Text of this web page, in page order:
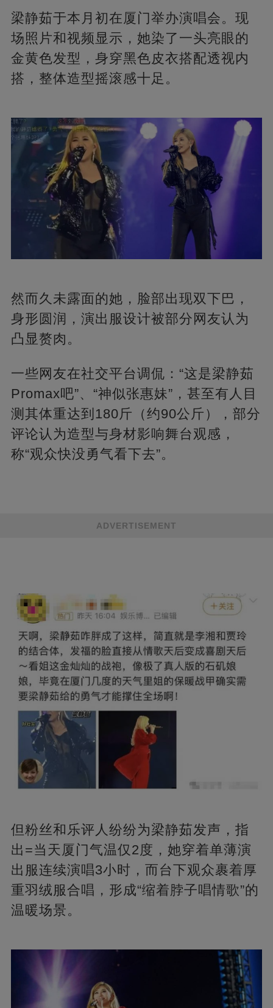
梁静茹于本月初在厦门举办演唱会。现
场照片和视频显示，她染了一头亮眼的
金黄色发型，身穿黑色皮衣搭配透视内
搭，整体造型摇滚感十足。
然而久未露面的她，脸部出现双下巴，
身形圆润，演出服设计被部分网友认为
凸显赘肉。
一些网友在社交平台调侃：“这是梁静茹
Promax吧”、“神似张惠妹”，甚至有人目
测其体重达到180斤（约90公斤），部分
评论认为造型与身材影响舞台观感，
称“观众快没勇气看下去”。
ADVERTISEMENT
但粉丝和乐评人纷纷为梁静茹发声，指
出=当天厦门气温仅2度，她穿着单薄演
出服连续演唱3小时，而台下观众裹着厚
重羽绒服合唱，形成“缩着脖子唱情歌”的
温暖场景。